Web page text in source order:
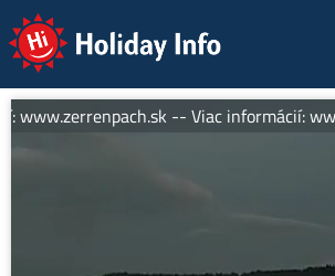
Holiday Info
www.zerrenpach.sk -- Viac informácií: